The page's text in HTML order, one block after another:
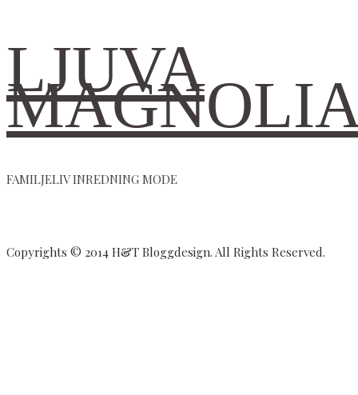
LJUVA
FAMILJELIV INREDNING MODE
Copyrights © 2014 H&T Bloggdesign. All Rights Reserved.